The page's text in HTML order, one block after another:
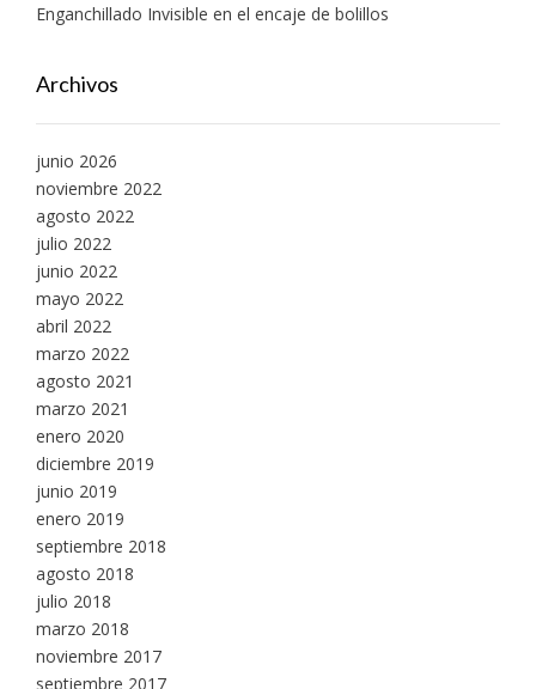
Enganchillado Invisible en el encaje de bolillos
Archivos
junio 2026
noviembre 2022
agosto 2022
julio 2022
junio 2022
mayo 2022
abril 2022
marzo 2022
agosto 2021
marzo 2021
enero 2020
diciembre 2019
junio 2019
enero 2019
septiembre 2018
agosto 2018
julio 2018
marzo 2018
noviembre 2017
septiembre 2017